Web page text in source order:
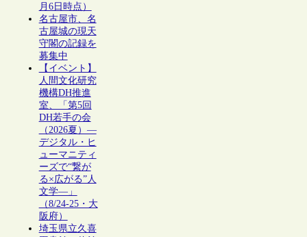
月6日時点）
名古屋市、名
古屋城の現天
守閣の記録を
募集中
【イベント】
人間文化研究
機構DH推進
室、「第5回
DH若手の会
（2026夏）―
デジタル・ヒ
ューマニティ
ーズで“繋が
る×広がる”人
文学―」
（8/24-25・大
阪府）
埼玉県立久喜